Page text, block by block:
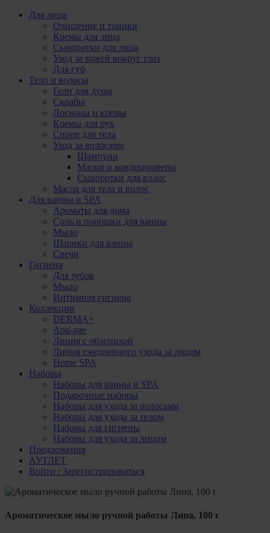
Для лица
Очищение и тоники
Кремы для лица
Сыворотки для лица
Уход за кожей вокруг глаз
Для губ
Тело и волосы
Гели для душа
Скрабы
Лосьоны и кремы
Кремы для рук
Спреи для тела
Уход за волосами
Шампуни
Маски и кондиционеры
Сыворотки для волос
Масла для тела и волос
Для ванны и SPA
Ароматы для дома
Соль и порошки для ванны
Мыло
Шарики для ванны
Свечи
Гигиена
Для зубов
Мыло
Интимная гигиена
Коллекции
DERMA+
Anti-age
Линия с облепихой
Линия ежедневного ухода за лицом
Home SPA
Наборы
Наборы для ванны и SPA
Подарочные наборы
Наборы для ухода за волосами
Наборы для ухода за телом
Наборы для гигиены
Наборы для ухода за лицом
Предложения
АУТЛЕТ
Войти / Зарегистрироваться
Ароматическое мыло ручной работы Липа, 100 г